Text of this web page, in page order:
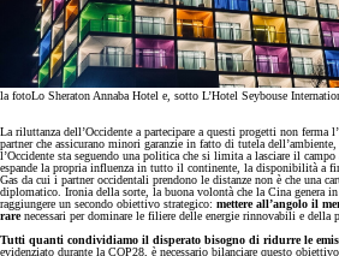
la fotoLo Sheraton Annaba Hotel e, sotto L’Hotel Seybouse
La riluttanza dell’Occidente a partecipare a questi progetti non ferma
partner che assicurano minori garanzie in fatto di tutela
l’Occidente sta seguendo una politica che si limita a lasciare il
espande la propria influenza in tutto il continente, la disponibilità a
Gas da cui i partner occidentali prendono le distanze non è che una
diplomatico. Ironia della sorte, la buona volontà che la Cina genera
raggiungere un secondo obiettivo strategico: mettere all’angolo il
rarenecessari per dominare le filiere delle energie rinnovabili e della
Tutti quanti condividiamo il disperato bisogno di ridurre le
evidenziato durante la COP28, è necessario bilanciare questo